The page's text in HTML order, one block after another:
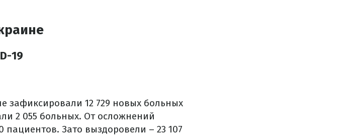
19
зафиксировали 12 729 новых больных
2 055 больных. От осложнений
Зато выздоровели – 23 107